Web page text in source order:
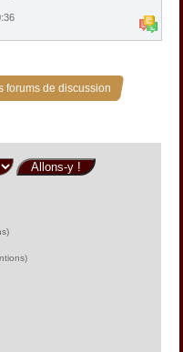
forums de discussion »